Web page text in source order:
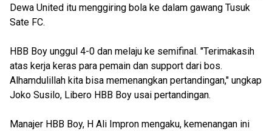
Dewa United itu menggiring bola ke dalam gawang Tusuk
Sate FC.
HBB Boy unggul 4-0 dan melaju ke semifinal. "Terimakasih
atas kerja keras para pemain dan support dari bos.
Alhamdulillah kita bisa memenangkan pertandingan," ungkap
Joko Susilo, Libero HBB Boy usai pertandingan.
Manajer HBB Boy, H Ali Impron mengaku, kemenangan ini